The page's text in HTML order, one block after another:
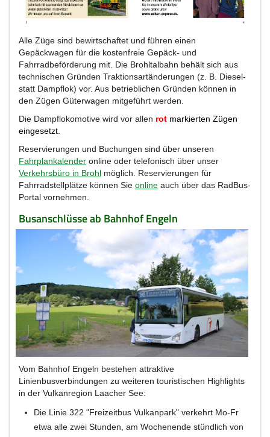
Alle Züge sind bewirtschaftet und führen einen
Gepäckwagen für die kostenfreie Gepäck- und
Fahrradbeförderung mit. Die Brohltalbahn behält sich aus
technischen Gründen Traktionsartänderungen (z. B. Diesel-
statt Dampflok) vor. Aus betrieblichen Gründen können in
den Zügen Güterwagen mitgeführt werden.
Die Dampflokomotive wird vor allen rot markierten Zügen
eingesetzt.
Reservierungen und Buchungen sind über unseren
Fahrplankalender online oder telefonisch über unser
Verkehrsbüro in Brohl möglich. Reservierungen für
Fahrradstellplätze können Sie online auch über das RadBus-
Portal vornehmen.
Busanschlüsse ab Bahnhof Engeln
Vom Bahnhof Engeln bestehen attraktive
Linienbusverbindungen zu weiteren touristischen Highlights
in der Vulkanregion Laacher See:
Die Linie 322 "Freizeitbus Vulkanpark" verkehrt Mo-Fr
etwa alle zwei Stunden, am Wochenende stündlich von